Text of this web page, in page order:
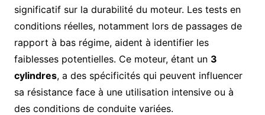
significatif sur la durabilité du moteur. Les tests en
conditions réelles, notamment lors de passages de
rapport à bas régime, aident à identifier les
faiblesses potentielles. Ce moteur, étant un 3
cylindres, a des spécificités qui peuvent influencer
sa résistance face à une utilisation intensive ou à
des conditions de conduite variées.